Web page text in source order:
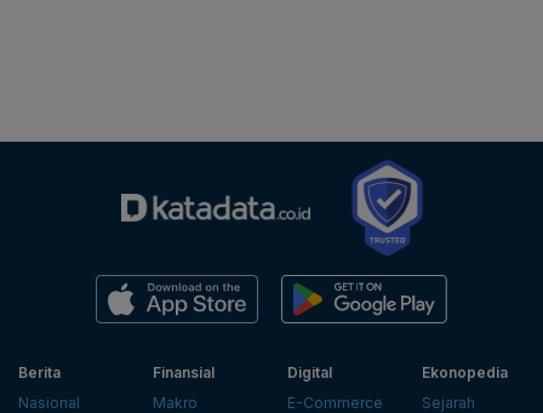
Berita
Nasional
Finansial
Makro
Digital
E-Commerce
Ekonopedia
Sejarah